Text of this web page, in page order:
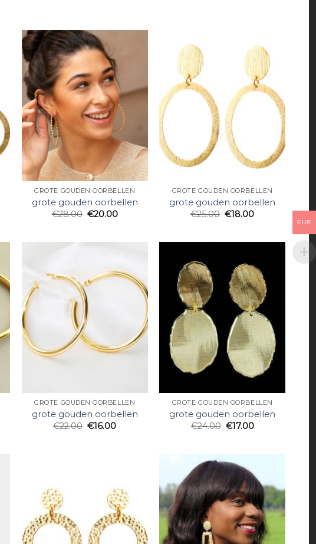
GROTE GOUDEN OORBELLEN
grote gouden oorbellen
€28.00 €20.00
GROTE GOUDEN OORBELLEN
grote gouden oorbellen
€25.00 €18.00
GROTE GOUDEN OORBELLEN
grote gouden oorbellen
€22.00 €16.00
GROTE GOUDEN OORBELLEN
grote gouden oorbellen
€24.00 €17.00
EUR